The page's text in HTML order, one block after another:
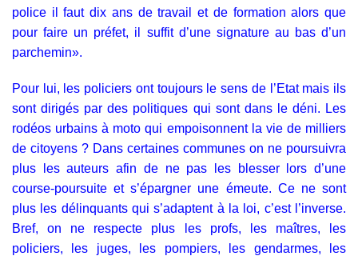
police il faut dix ans de travail et de formation alors que
pour faire un préfet, il suffit d’une signature au bas d’un
parchemin».
Pour lui, les policiers ont toujours le sens de l’Etat mais ils
sont dirigés par des politiques qui sont dans le déni. Les
rodéos urbains à moto qui empoisonnent la vie de milliers
de citoyens ? Dans certaines communes on ne poursuivra
plus les auteurs afin de ne pas les blesser lors d’une
course-poursuite et s’épargner une émeute. Ce ne sont
plus les délinquants qui s’adaptent à la loi, c’est l’inverse.
Bref, on ne respecte plus les profs, les maîtres, les
policiers, les juges, les pompiers, les gendarmes, les